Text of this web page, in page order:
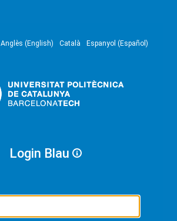
Anglès (English) Català Espanyol (Español)
Login Blau